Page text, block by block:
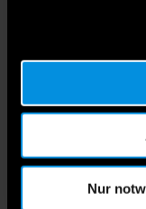
Nur
Unser in
Unternehmen
in
Design, um die
voll
Kreativität.